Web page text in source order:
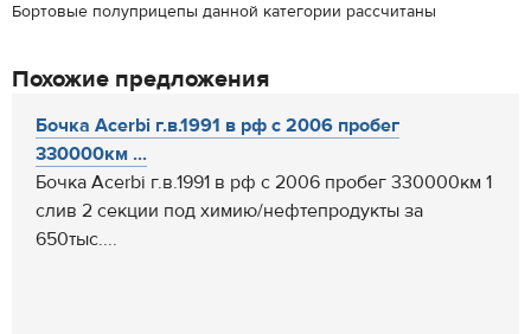
Бортовые полуприцепы данной категории рассчитаны
Похожие предложения
Бочка Acerbi г.в.1991 в рф с 2006 пробег
330000км ...
Бочка Acerbi г.в.1991 в рф с 2006 пробег 330000км 1
слив 2 секции под химию/нефтепродукты за
650тыс....